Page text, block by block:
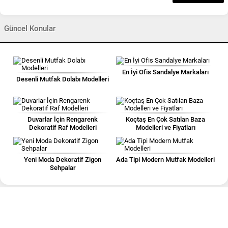
Güncel Konular
Desenli Mutfak Dolabı Modelleri
En İyi Ofis Sandalye Markaları
Duvarlar İçin Rengarenk
Dekoratif Raf Modelleri
Koçtaş En Çok Satılan Baza
Modelleri ve Fiyatları
Yeni Moda Dekoratif Zigon
Sehpalar
Ada Tipi Modern Mutfak Modelleri